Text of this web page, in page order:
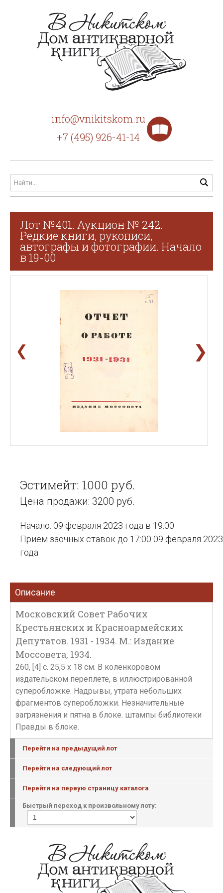
info@vnikitskom.ru
+7 (495) 926-41-14
Лот №401. Аукцион № 242.
Редкие книги, рукописи,
автографы и фотографии. Начало
в 19-00
❮ ❯
Эстимейт: 1000 руб.
Цена продажи: 3200 руб.
Начало: 09 февраля 2023 года в 19:00
Прием заочных ставок до 17:00 09 февраля 2023
года
Описание
Московский Совет Рабочих
Крестьянских и Красноармейских
Депутатов. 1931 - 1934. М.: Издание
Моссовета, 1934.
260, [4] c. 25,5 х 18 см. В коленкоровом
издательском переплете, в иллюстрированной
суперобложке. Надрывы, утрата небольших
фрагментов суперобложки. Незначительные
загрязнения и пятна в блоке. штампы библиотеки
Правды в блоке.
Перейти на предыдущий лот
Перейти на следующий лот
Перейти на первую страницу каталога
Быстрый переход к произвольному лоту: